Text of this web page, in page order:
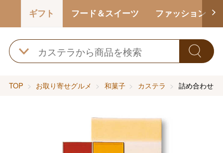
ギフト フード＆スイーツ ファッション
TOP お取り寄せグルメ 和菓子 カステラ 詰め合わせ